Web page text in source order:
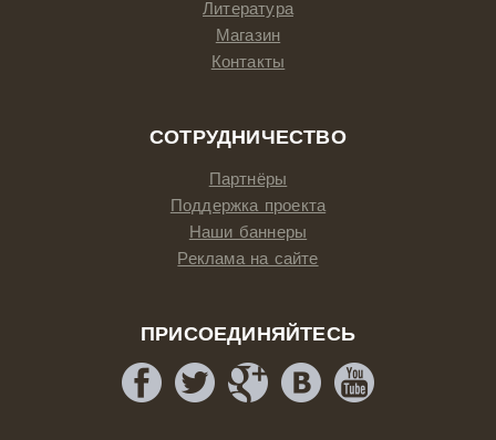
Литература
Магазин
Контакты
СОТРУДНИЧЕСТВО
Партнёры
Поддержка проекта
Наши баннеры
Реклама на сайте
ПРИСОЕДИНЯЙТЕСЬ